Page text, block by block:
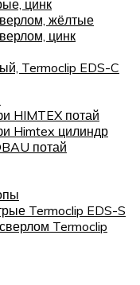
цинк
жёлтые
цинк
Termoclip EDS-C
HIMTEX потай
Himtex цилиндр
потай
Termoclip EDS-S
Termoclip